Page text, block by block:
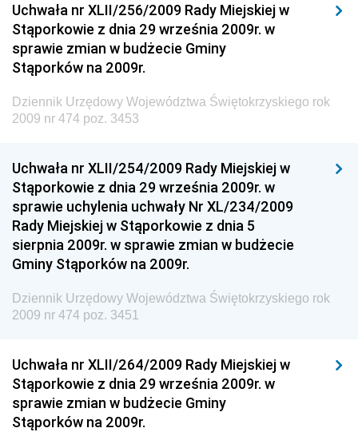
Środowiska
Dziennik Urzędowy Ministerstwa Administracji,
Gospodarki Terenowej i Ochrony Środowiska
Gospodarki Przestrzennej
Dziennik Urzędowy Ministerstwa Przemysłu
Chemicznego i Lekkiego
Dziennik Urzędowy Ministerstwa Rolnictwa i
Gospodarki Żywnościowej
Społecznej
Dziennik Urzędowy Ministra Cyfryzacji
Dziennik Urzędowy Ministra Infrastruktury i
Budownictwa
Dziennik Urzędowy Ministra Gospodarki Morskiej i
Uchwała nr XLII/256/2009 Rady Miejskiej w
Stąporkowie z dnia 29 września 2009r. w
sprawie zmian w budżecie Gminy
Stąporków na 2009r.
Dziennik Urzędowy Województwa Świętokrzyskiego rok
2009 nr 474 poz. 3453
Uchwała nr XLII/254/2009 Rady Miejskiej w
Stąporkowie z dnia 29 września 2009r. w
sprawie uchylenia uchwały Nr XL/234/2009
Rady Miejskiej w Stąporkowie z dnia 5
sierpnia 2009r. w sprawie zmian w budżecie
Gminy Stąporków na 2009r.
Dziennik Urzędowy Województwa Świętokrzyskiego rok
2009 nr 474 poz. 3451
Uchwała nr XLII/264/2009 Rady Miejskiej w
Stąporkowie z dnia 29 września 2009r. w
sprawie zmian w budżecie Gminy
Stąporków na 2009r.